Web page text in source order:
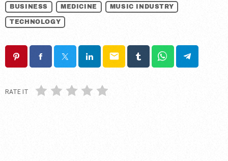
BUSINESS MEDICINE MUSIC INDUSTRY
TECHNOLOGY
email
RATE IT